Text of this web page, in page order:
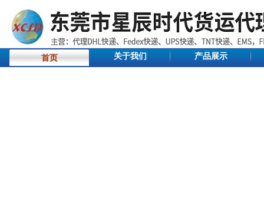
首页 关于我们 产品展示